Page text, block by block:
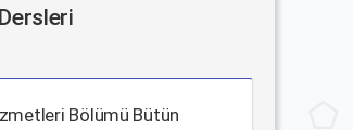
Bölümü Bütün